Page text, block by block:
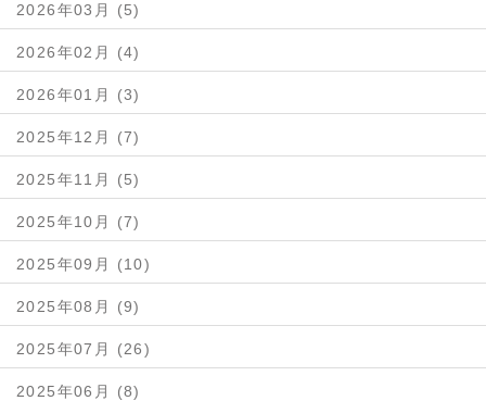
2026年03月 (5)
2026年02月 (4)
2026年01月 (3)
2025年12月 (7)
2025年11月 (5)
2025年10月 (7)
2025年09月 (10)
2025年08月 (9)
2025年07月 (26)
2025年06月 (8)